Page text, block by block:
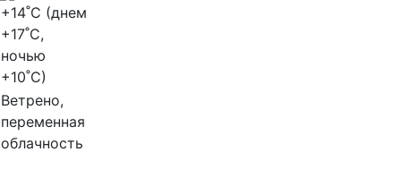
+14˚C (днем
+17˚C,
ночью
+10˚C)
Ветрено,
переменная
облачность